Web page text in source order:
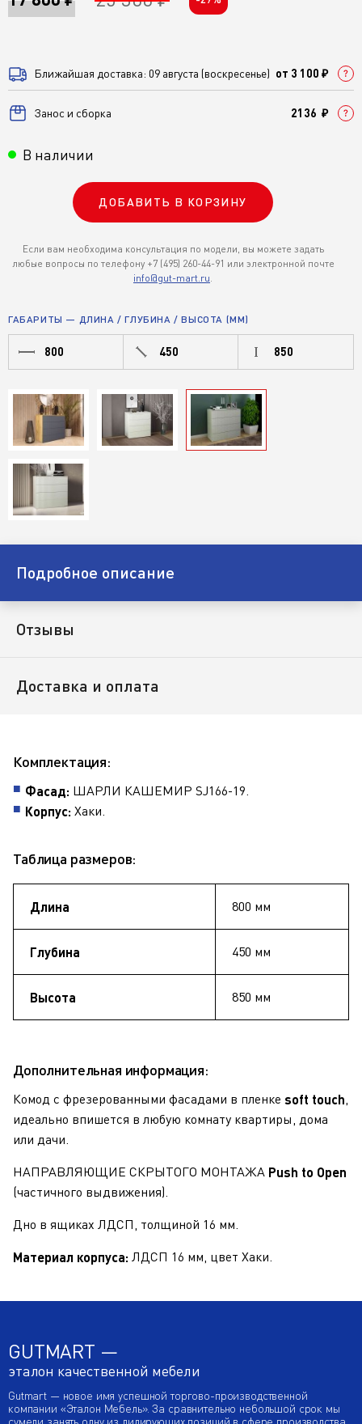
Ближайшая доставка: 09 августа (воскресенье) от 3 100 ₽
Занос и сборка 2136 ₽
В наличии
ДОБАВИТЬ В КОРЗИНУ
Если вам необходима консультация по модели, вы можете задать
любые вопросы по телефону +7 (495) 260-44-91 или электронной почте
info@gut-mart.ru.
ГАБАРИТЫ — ДЛИНА / ГЛУБИНА / ВЫСОТА (ММ)
800 450 850
Подробное описание
Отзывы
Доставка и оплата
Комплектация:
Фасад: ШАРЛИ КАШЕМИР SJ166-19.
Корпус: Хаки.
Таблица размеров:
Длина 800 мм
Глубина 450 мм
Высота 850 мм
Дополнительная информация:
Комод с фрезерованными фасадами в пленке soft touch,
идеально впишется в любую комнату квартиры, дома
или дачи.
НАПРАВЛЯЮЩИЕ СКРЫТОГО МОНТАЖА Push to Open
(частичного выдвижения).
Дно в ящиках ЛДСП, толщиной 16 мм.
Материал корпуса: ЛДСП 16 мм, цвет Хаки.
GUTMART —
эталон качественной мебели
Gutmart — новое имя успешной торгово-производственной
компании «Эталон Мебель». За сравнительно небольшой срок мы
сумели занять одну из лидирующих позиций в сфере производства